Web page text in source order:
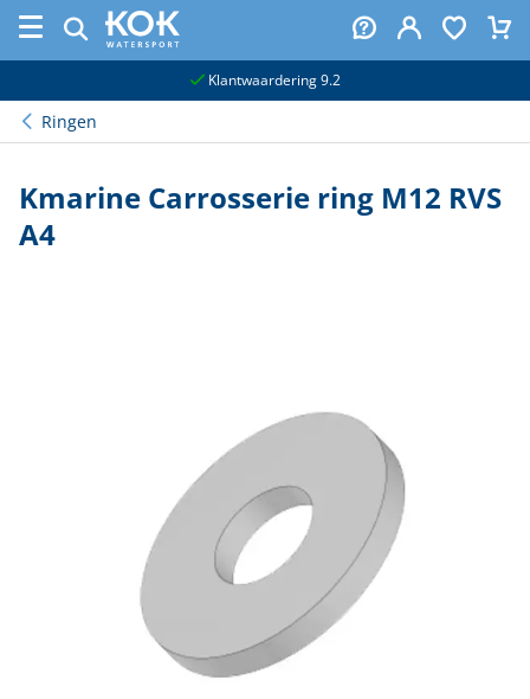
Klantwaardering 9.2
Ringen
Kmarine Carrosserie ring M12 RVS
A4